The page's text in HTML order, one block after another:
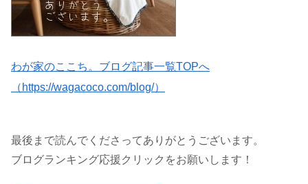
わが家のここち。ブログ記事一覧TOPへ
（https://wagacoco.com/blog/）
最後まで読んでくださってありがとうございます。
ブログランキング応援クリックをお願いします！